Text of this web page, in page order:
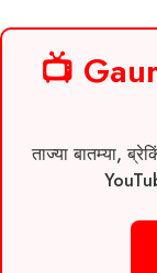
📺
ताज्या बातम्या,